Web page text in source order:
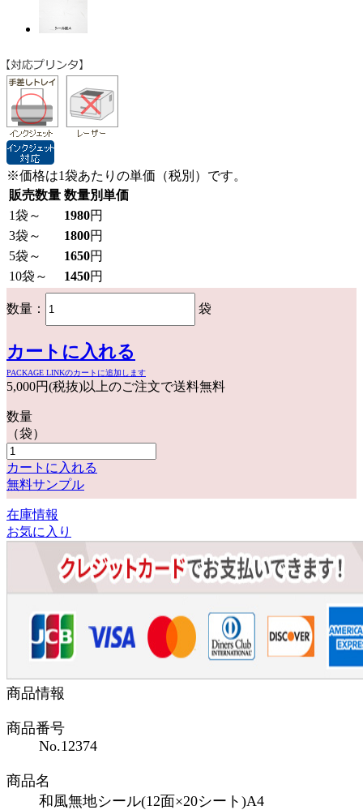
※価格は1袋あたりの単価（税別）です。
販売数量 数量別単価
1袋～ 1980円
3袋～ 1800円
5袋～ 1650円
10袋～ 1450円
数量： 袋
カートに入れる
PACKAGE LINKのカートに追加します
5,000円(税抜)以上のご注文で送料無料
数量
（袋）
カートに入れる
無料サンプル
在庫情報
お気に入り
商品情報
商品番号
No.12374
商品名
和風無地シール(12面×20シート)A4